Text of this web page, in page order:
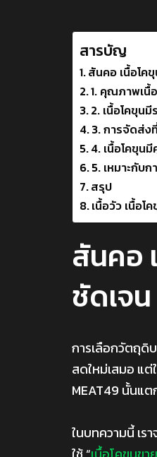
สารบัญ
สันคอ เนื้อโค
1. คุณภาพเนื้
2. เนื้อโคขุน
3. การจัดส่ง
4. เนื้อโคขุน
5. เหมาะกับก
สรุป
เนื้อวัว เนื้อ
สันคอ
ชัดเจน
การเลือกวัตถุดิ
สดใหม่เสมอ แต่
MEAT49 นั้นแต
ในบทความนี้ เร